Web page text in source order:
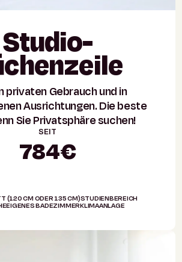
Studio-
privaten Gebrauch und in
Ausrichtungen. Die beste
Sie Privatsphäre suchen!
SEIT
784€
(120 CM ODER 135 CM)STUDIENBEREICH
EIGENES BADEZIMMERKLIMAANLAGE